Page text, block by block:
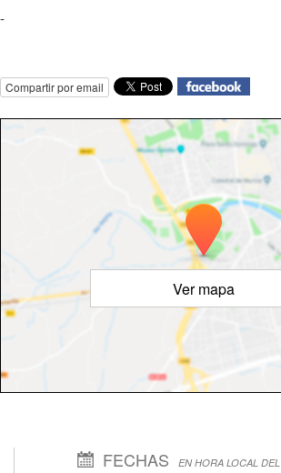
-
Compartir por email
Ver mapa
FECHAS EN HORA LOCAL